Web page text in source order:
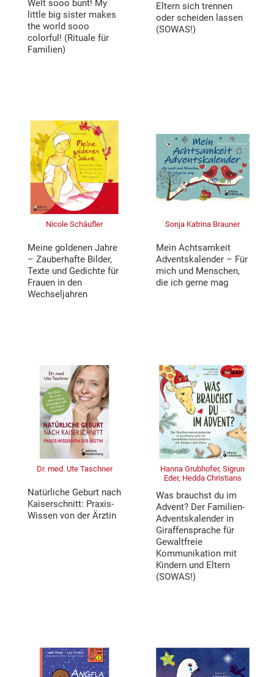
Welt sooo bunt! My
little big sister makes
the world sooo
colorful! (Rituale für
Familien)
Eltern sich trennen
oder scheiden lassen
(SOWAS!)
Nicole Schäufler
Meine goldenen Jahre
– Zauberhafte Bilder,
Texte und Gedichte für
Frauen in den
Wechseljahren
Sonja Katrina Brauner
Mein Achtsamkeit
Adventskalender – Für
mich und Menschen,
die ich gerne mag
Dr. med. Ute Taschner
Natürliche Geburt nach
Kaiserschnitt: Praxis-
Wissen von der Ärztin
Hanna Grubhofer, Sigrun
Eder, Hedda Christians
Was brauchst du im
Advent? Der Familien-
Adventskalender in
Giraffensprache für
Gewaltfreie
Kommunikation mit
Kindern und Eltern
(SOWAS!)